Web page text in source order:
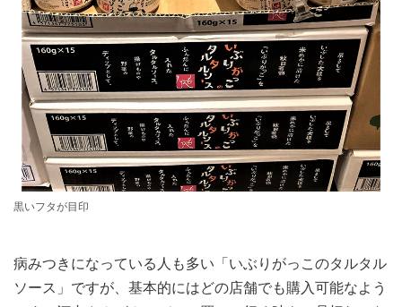
黒いフタが目印
病みつきになっている人も多い「いぶりがっこのタルタル
ソース」ですが、基本的にはどの店舗でも購入可能なよう